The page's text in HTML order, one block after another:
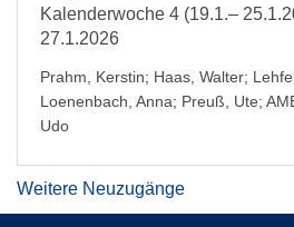
Kalenderwoche 4 (19.1.–
27.1.2026
Prahm, Kerstin; Haas, Walter;
Loenenbach, Anna; Preuß, Ute;
Udo
Weitere Neuzugänge